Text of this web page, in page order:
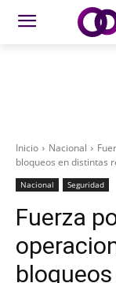
Inicio Nacional
bloqueos en distintas
Nacional Seguridad
Fuerza